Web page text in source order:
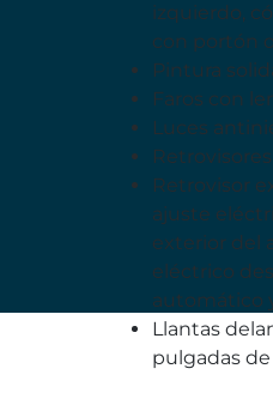
izquierdo,
con portón
Pintura
Faros con
Luces
Retrovisor
ajuste
exterior del
eléctrico
automático
Llantas
pulgadas de